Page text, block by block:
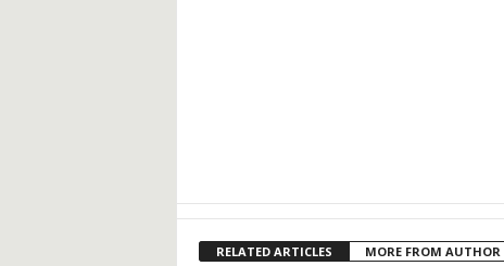
RELATED ARTICLES MORE FROM AUTHOR